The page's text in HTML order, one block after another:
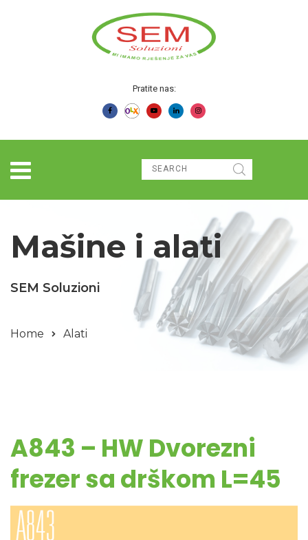
Pratite nas:
Mašine i alati
SEM Soluzioni
Home Alati
A843 – HW Dvorezni
frezer sa drškom L=45